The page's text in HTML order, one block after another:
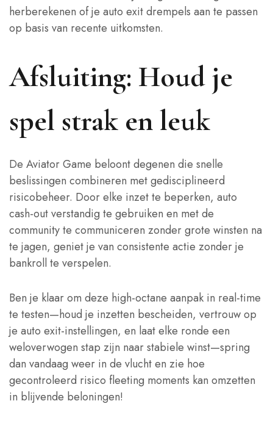
herberekenen of je auto exit drempels aan te passen
op basis van recente uitkomsten.
Afsluiting: Houd je
spel strak en leuk
De Aviator Game beloont degenen die snelle
beslissingen combineren met gedisciplineerd
risicobeheer. Door elke inzet te beperken, auto
cash‑out verstandig te gebruiken en met de
community te communiceren zonder grote winsten na
te jagen, geniet je van consistente actie zonder je
bankroll te verspelen.
Ben je klaar om deze high‑octane aanpak in real-time
te testen—houd je inzetten bescheiden, vertrouw op
je auto exit‑instellingen, en laat elke ronde een
weloverwogen stap zijn naar stabiele winst—spring
dan vandaag weer in de vlucht en zie hoe
gecontroleerd risico fleeting moments kan omzetten
in blijvende beloningen!